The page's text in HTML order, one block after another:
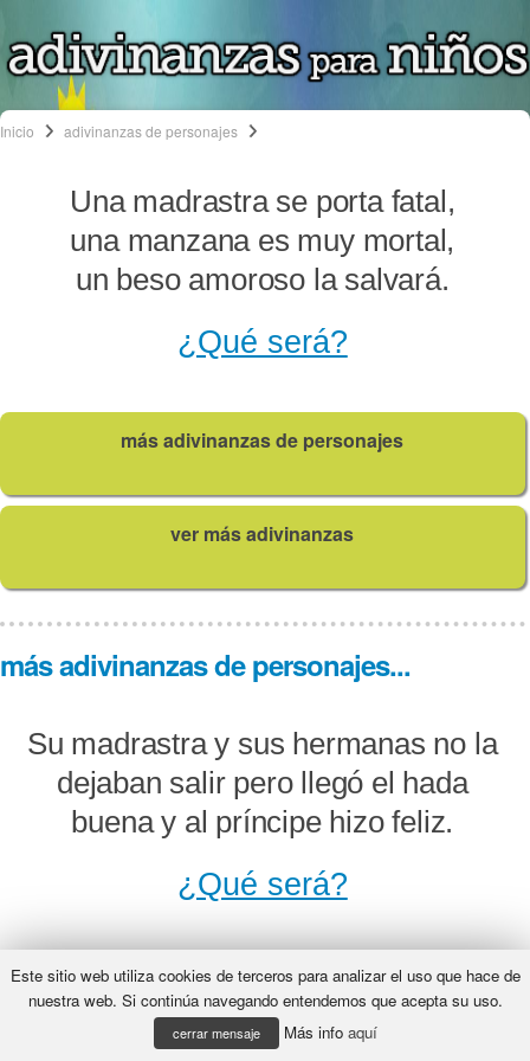
Inicio adivinanzas de personajes
Una madrastra se porta fatal,
una manzana es muy mortal,
un beso amoroso la salvará.
¿Qué será?
más adivinanzas de personajes
ver más adivinanzas
más adivinanzas de personajes...
Su madrastra y sus hermanas no la
dejaban salir pero llegó el hada
buena y al príncipe hizo feliz.
¿Qué será?
Roe, roe en la despensa; roe, roe,
roe el pan, y si tú pierdes un diente
Este sitio web utiliza cookies de terceros para analizar el uso que hace de
nuestra web. Si continúa navegando entendemos que acepta su uso.
cerrar mensaje Más info aquí